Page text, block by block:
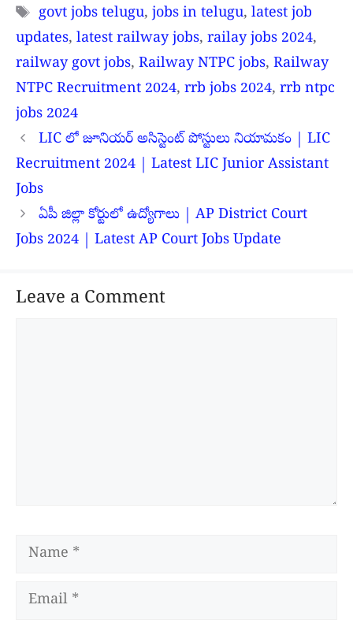
Tags
govt jobs telugu,jobs in telugu, latest job
updates, latest railway jobs, railay jobs 2024,
railway govt jobs, Railway NTPC jobs, Railway
NTPC Recruitment 2024, rrb jobs 2024, rrb ntpc
jobs 2024
LIC లో జూనియర్ అసిస్టెంట్ పోస్టులు నియామకం | LIC
Recruitment 2024 | Latest LIC Junior Assistant
Jobs
ఏపీ జిల్లా కోర్టులో ఉద్యోగాలు | AP District Court
Jobs 2024 | Latest AP Court Jobs Update
Leave a Comment
Name
Email